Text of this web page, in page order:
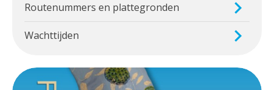
Routenummers en plattegronden
Wachttijden